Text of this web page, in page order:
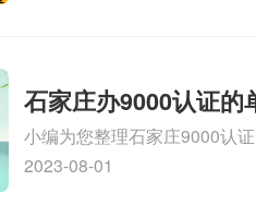
石家庄办9000认证的
小编为您整理石家庄9000认
9000认证大概多少钱、石家
2023-08-01